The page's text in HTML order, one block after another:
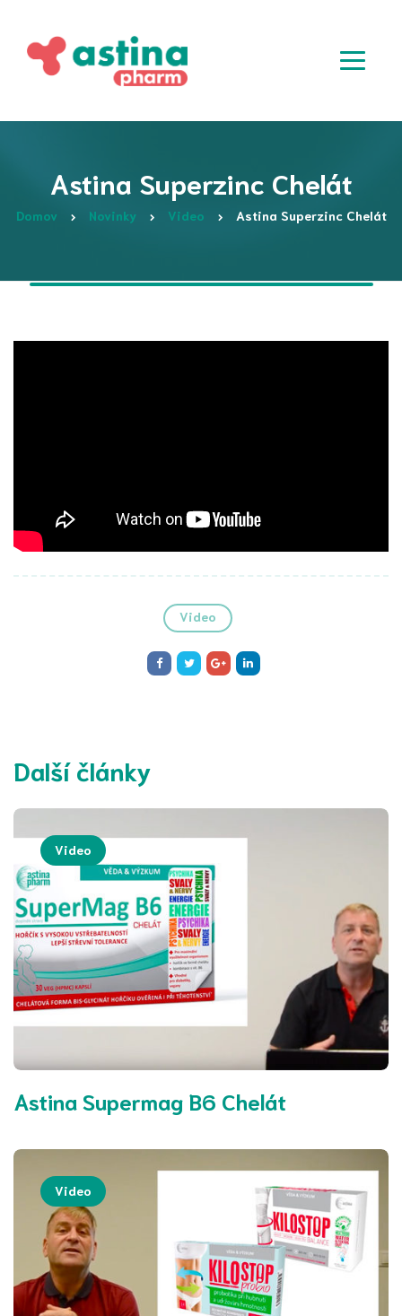
Astina Superzinc Chelát
Domov Novinky Video Astina Superzinc Chelát
Video
Další články
Video
Astina Supermag B6 Chelát
Video